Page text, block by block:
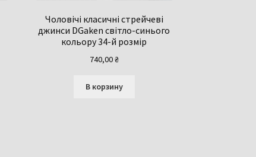
Чоловічі класичні стрейчеві
джинси DGaken світло-синього
кольору 34-й розмір
740,00₴
В корзину